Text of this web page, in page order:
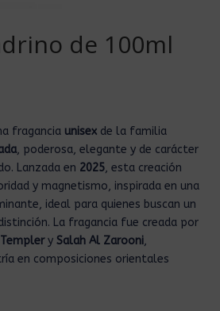
de 100ml
fragancia unisex de la familia
, poderosa, elegante y de carácter
Lanzada en 2025, esta creación
y magnetismo, inspirada en una
ideal para quienes buscan un
La fragancia fue creada por
y Salah Al Zarooni,
en composiciones orientales